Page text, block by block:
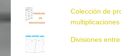
Colección de
multiplicaciones
Divisiones